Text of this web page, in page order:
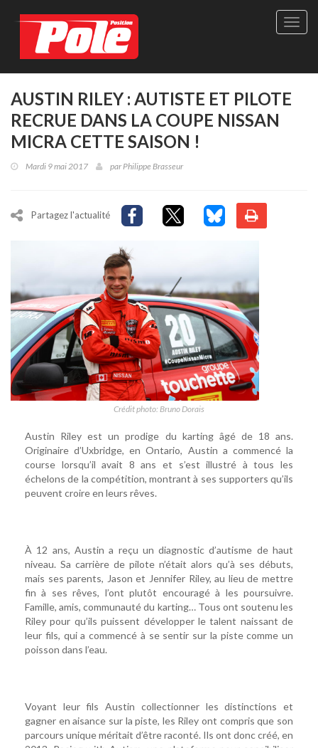
Site
AUSTIN RILEY : AUTISTE ET PILOTE
RECRUE DANS LA COUPE NISSAN
MICRA CETTE SAISON !
Mardi 9 mai 2017 parPhilippe Brasseur
Partagez l'actualité
Crédit photo: Bruno Dorais
Austin Riley est un prodige du karting âgé de 18 ans.
Originaire d’Uxbridge, en Ontario, Austin a commencé la
course lorsqu’il avait 8 ans et s’est illustré à tous les
échelons de la compétition, montrant à ses supporters qu’ils
peuvent croire en leurs rêves.
À 12 ans, Austin a reçu un diagnostic d’autisme de haut
niveau. Sa carrière de pilote n’était alors qu’à ses débuts,
mais ses parents, Jason et Jennifer Riley, au lieu de mettre
fin à ses rêves, l’ont plutôt encouragé à les poursuivre.
Famille, amis, communauté du karting… Tous ont soutenu les
Riley pour qu’ils puissent développer le talent naissant de
leur fils, qui a commencé à se sentir sur la piste comme un
poisson dans l’eau.
Voyant leur fils Austin collectionner les distinctions et
gagner en aisance sur la piste, les Riley ont compris que son
parcours unique méritait d’être raconté. Ils ont donc créé, en